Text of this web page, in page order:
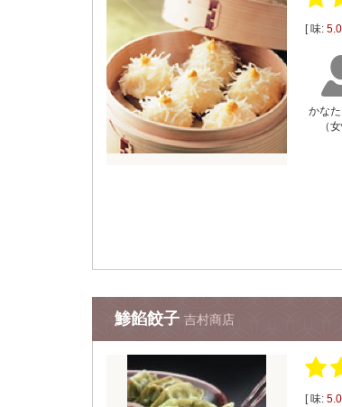
[ 味: 5.0
かな
（
鯵餡餃子 吉村商店
[ 味: 5.0